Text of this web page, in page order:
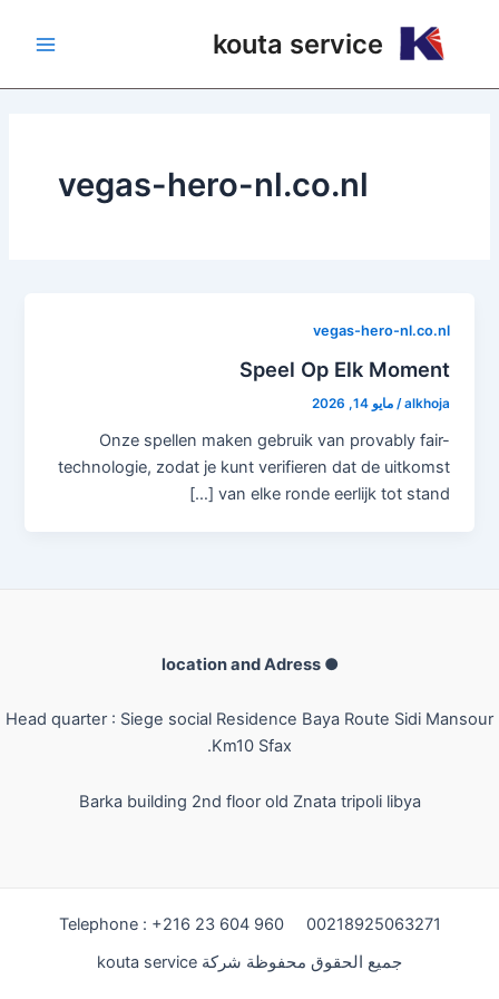
المحتوى
kouta service
vegas-hero-nl.co.nl
vegas-hero-nl.co.nl
Speel Op Elk Moment
alkhoja
/مايو 14, 2026
Onze spellen maken gebruik van provably fair-
technologie, zodat je kunt verifieren dat de uitkomst
van elke ronde eerlijk tot stand […]
● location and Adress
Head quarter : Siege social Residence Baya Route Sidi Mansour
Km10 Sfax.
Barka building 2nd floor old Znata tripoli libya
Telephone : +216 23 604 960 00218925063271
جميع الحقوق محفوظة شركة kouta service